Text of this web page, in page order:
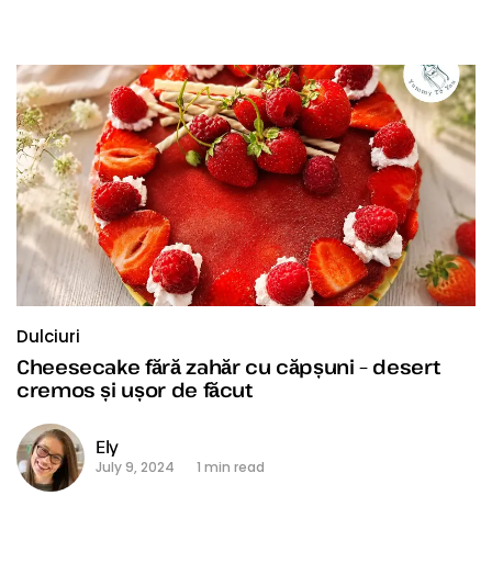
Dulciuri
Cheesecake fără zahăr cu căpșuni – desert
cremos și ușor de făcut
Ely
July 9, 2024 1 min read